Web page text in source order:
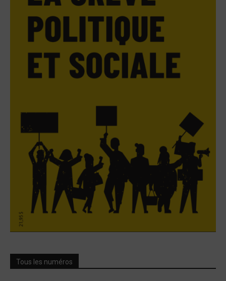
Tous les numéros